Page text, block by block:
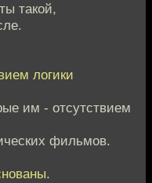
такой,
логики
им - отсутствием
фильмов.